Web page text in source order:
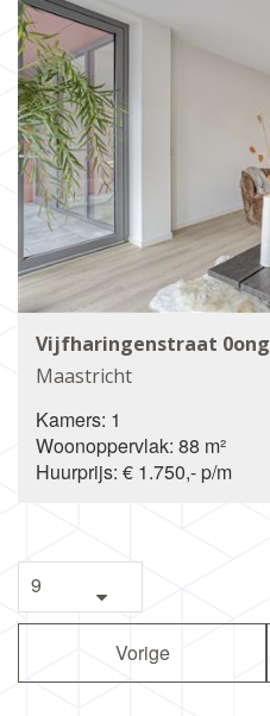
Vijfharingenstraat 0ong
Maastricht
Kamers: 1
Woonoppervlak: 88 m²
Huurprijs: € 1.750,- p/m
Vorige